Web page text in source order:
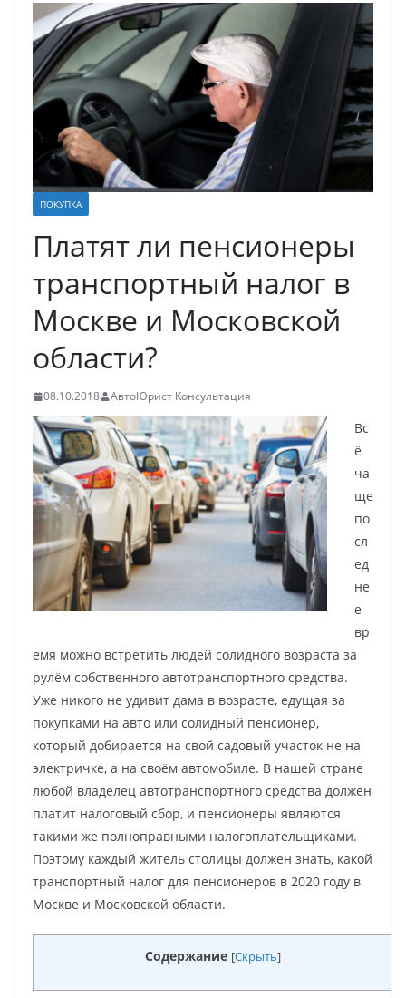
ПОКУПКА
Платят ли пенсионеры
транспортный налог в
Москве и Московской
области?
08.10.2018 АвтоЮрист Консультация
Вс
ё
ча
ще
по
сл
ед
не
е
вр
емя можно встретить людей солидного возраста за
рулём собственного автотранспортного средства.
Уже никого не удивит дама в возрасте, едущая за
покупками на авто или солидный пенсионер,
который добирается на свой садовый участок не на
электричке, а на своём автомобиле. В нашей стране
любой владелец автотранспортного средства должен
платит налоговый сбор, и пенсионеры являются
такими же полноправными налогоплательщиками.
Поэтому каждый житель столицы должен знать, какой
транспортный налог для пенсионеров в 2020 году в
Москве и Московской области.
Содержание [Скрыть]